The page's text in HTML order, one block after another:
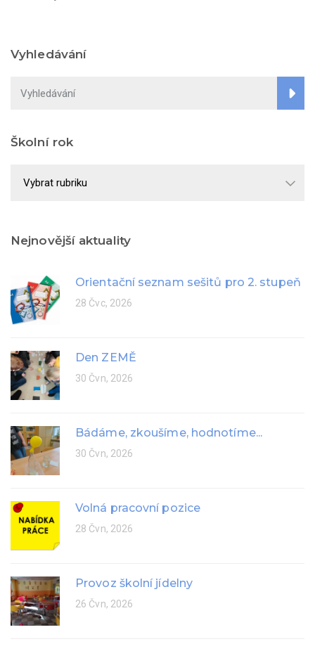
Vyhledávání
Školní rok
Nejnovější aktuality
Orientační seznam sešitů pro 2. stupeň
28 Čvc, 2026
Den ZEMĚ
30 Čvn, 2026
Bádáme, zkoušíme, hodnotíme...
30 Čvn, 2026
Volná pracovní pozice
28 Čvn, 2026
Provoz školní jídelny
26 Čvn, 2026